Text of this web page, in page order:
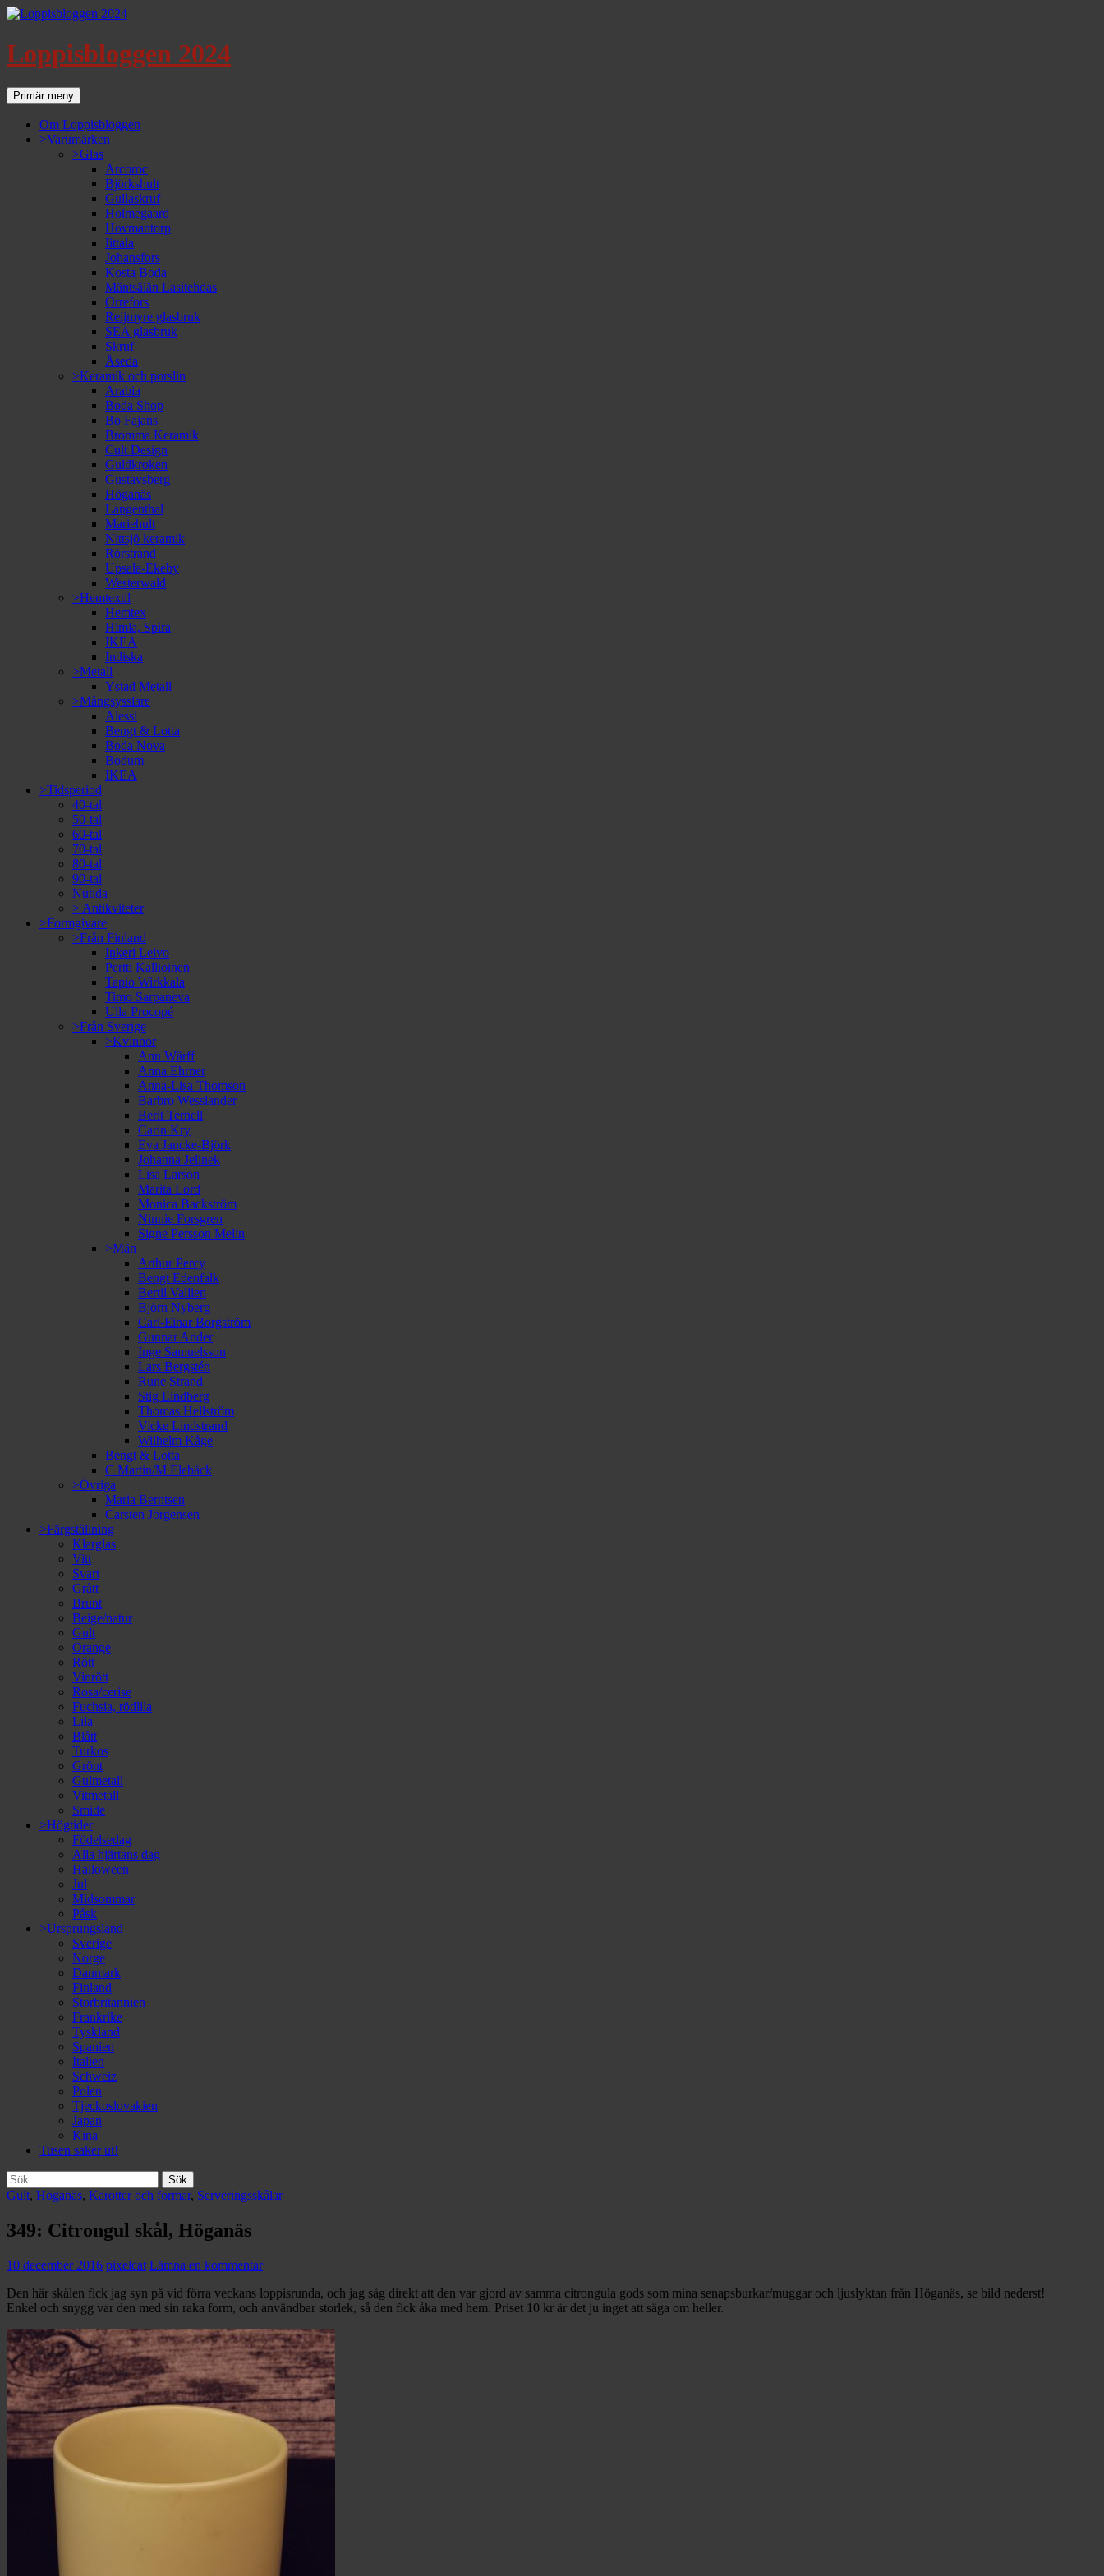
Loppisbloggen 2024
SökPrimär meny
till
innehåll
Om Loppisbloggen
>Varumärken
>Glas
Arcoroc
Björkshult
Gullaskruf
Holmegaard
Hovmantorp
Iittala
Johansfors
Kosta Boda
Mäntsälän Lasitehdas
Orrefors
Reijmyre glasbruk
SEA glasbruk
Skruf
Åseda
>Keramik och porslin
Arabia
Boda Shop
Bo Fajans
Bromma Keramik
Cult Design
Guldkroken
Gustavsberg
Höganäs
Langenthal
Mariehult
Nittsjö keramik
Rörstrand
Upsala-Ekeby
Westerwald
>Hemtextil
Hemtex
Himla, Spira
IKEA
Indiska
>Metall
Ystad Metall
>Mångsysslare
Alessi
Bengt & Lotta
Boda Nova
Bodum
IKEA
>Tidsperiod
40-tal
50-tal
60-tal
70-tal
80-tal
90-tal
Nutida
> Antikviteter
>Formgivare
>Från Finland
Inkeri Leivo
Pertti Kallioinen
Tapio Wirkkala
Timo Sarpaneva
Ulla Procopé
>Från Sverige
>Kvinnor
Ann Wärff
Anna Ehrner
Anna-Lisa Thomson
Barbro Wesslander
Berit Ternell
Carin Kry
Eva Jancke-Björk
Johanna Jelinek
Lisa Larson
Marita Lord
Monica Backström
Ninnie Forsgren
Signe Persson Melin
>Män
Arthur Percy
Bengt Edenfalk
Bertil Vallien
Björn Nyberg
Carl-Einar Borgström
Gunnar Ander
Inge Samuelsson
Lars Bergstén
Rune Strand
Stig Lindberg
Thomas Hellström
Vicke Lindstrand
Wilhelm Kåge
Bengt & Lotta
C Martin/M Elebäck
>Övriga
Maria Berntsen
Carsten Jörgensen
>Färgställning
Klarglas
Vitt
Svart
Grått
Brunt
Beige/natur
Gult
Orange
Rött
Vinrött
Rosa/cerise
Fuchsia, rödlila
Lila
Blått
Turkos
Grönt
Gulmetall
Vitmetall
Smide
>Högtider
Födelsedag
Alla hjärtans dag
Halloween
Jul
Midsommar
Påsk
>Ursprungsland
Sverige
Norge
Danmark
Finland
Storbritannien
Frankrike
Tyskland
Spanien
Italien
Schweiz
Polen
Tjeckoslovakien
Japan
Kina
Tusen saker ut!
Sök
efter:
Gult, Höganäs, Karotter och formar, Serveringsskålar
349: Citrongul skål, Höganäs
10 december 2016 pixelcat Lämna en kommentar
Den här skålen fick jag syn på vid förra veckans loppisrunda, och jag såg direkt att den var gjord av samma citrongula gods som mina senapsburkar/muggar och ljuslyktan från Höganäs, se bild nederst!
Enkel och snygg var den med sin raka form, och användbar storlek, så den fick åka med hem. Priset 10 kr är det ju inget att säga om heller.